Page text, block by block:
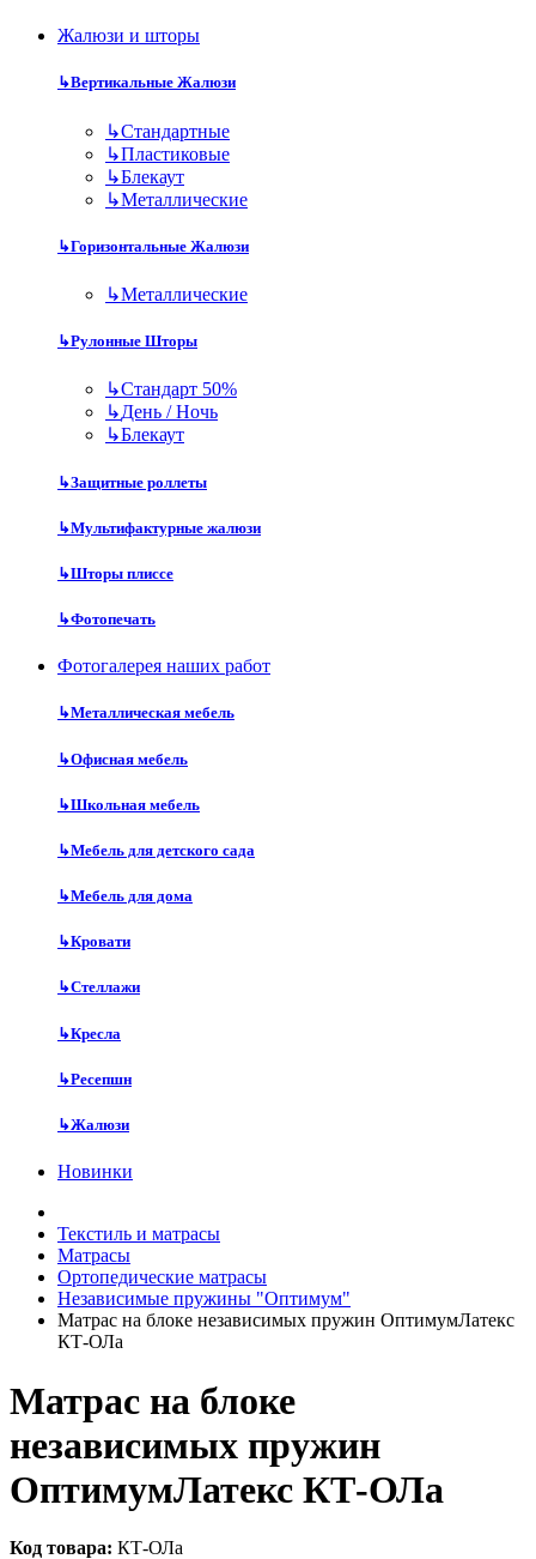
Жалюзи и шторы
↳Вертикальные Жалюзи
↳Стандартные
↳Пластиковые
↳Блекаут
↳Металлические
↳Горизонтальные Жалюзи
↳Металлические
↳Рулонные Шторы
↳Стандарт 50%
↳День / Ночь
↳Блекаут
↳Защитные роллеты
↳Мультифактурные жалюзи
↳Шторы плиссе
↳Фотопечать
Фотогалерея наших работ
↳Металлическая мебель
↳Офисная мебель
↳Школьная мебель
↳Мебель для детского сада
↳Мебель для дома
↳Кровати
↳Стеллажи
↳Кресла
↳Ресепшн
↳Жалюзи
Новинки
Текстиль и матрасы
Матрасы
Ортопедические матрасы
Независимые пружины "Оптимум"
Матрас на блоке независимых пружин ОптимумЛатекс
КТ-ОЛа
Матрас на блоке
независимых пружин
ОптимумЛатекс КТ-ОЛа
Код товара: КТ-ОЛа